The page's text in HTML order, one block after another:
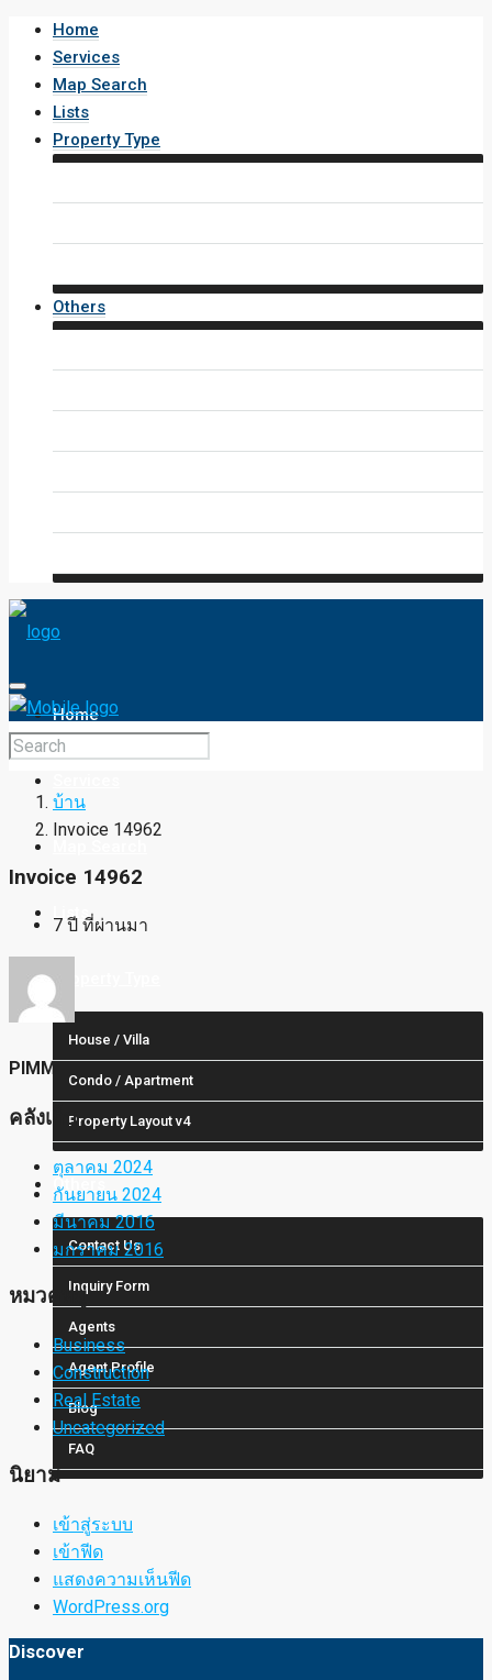
Home
Services
Map Search
Lists
Property Type
Others
Home
Lists
Property Type
House / Villa
Condo / Apartment
Property Layout v4
Others
Contact Us
Inquiry Form
Agents
Agent Profile
Blog
FAQ
บ้าน
Invoice 14962
Invoice 14962
7 ปี ที่ผ่านมา
PIMM
คลังเก็บ
ตุลาคม 2024
กันยายน 2024
มีนาคม 2016
มกราคม 2016
หมวดหมู่
Business
Construction
Real Estate
Uncategorized
นิยาม
เข้าสู่ระบบ
เข้าฟีด
แสดงความเห็นฟีด
WordPress.org
Discover